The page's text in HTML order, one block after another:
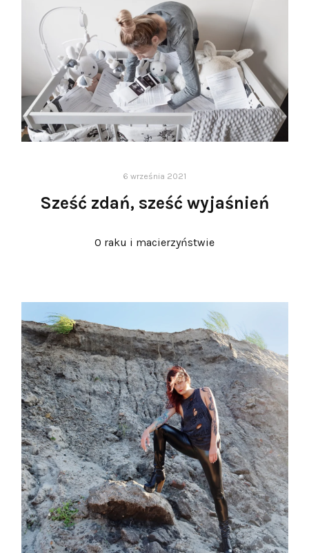
6 września 2021
Sześć zdań, sześć wyjaśnień
O raku i macierzyństwie